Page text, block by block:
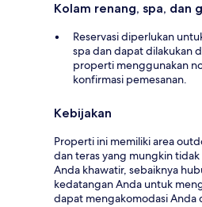
Kolam renang, spa, dan
Reservasi diperlukan
spa dan dapat dilakukan
properti menggunakan
konfirmasi pemesanan.
Kebijakan
Properti ini memiliki area
dan teras yang mungkin
Anda khawatir, sebaiknya
kedatangan Anda untuk
dapat mengakomodasi Anda